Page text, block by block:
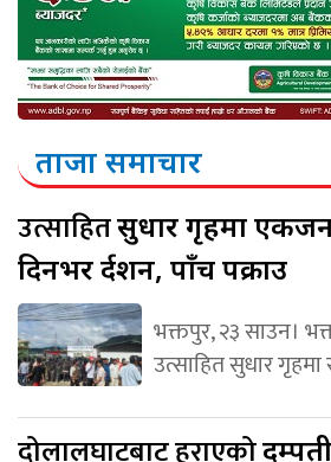
ताजा समाचार
उत्साहितसुधार गृहमा
दिनभर प्रर्दशन, पाँच पक्राउ
भक्तपुर, २३ साउन।
उत्साहित सुधार